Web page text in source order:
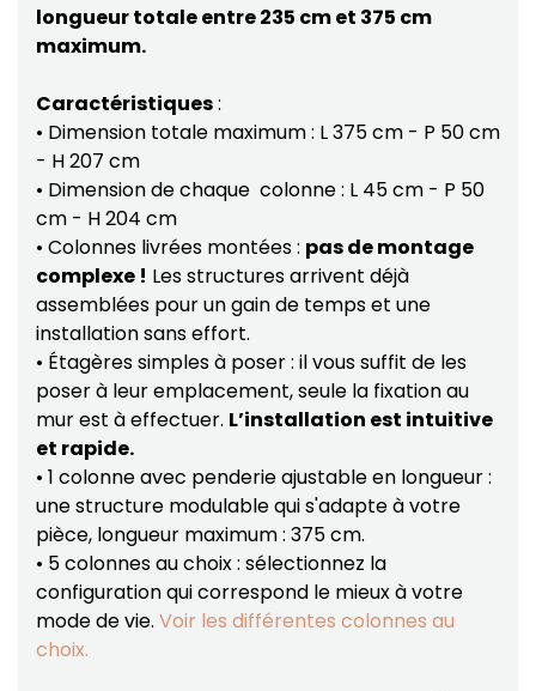
longueur totale entre 235 cm et 375 cm
maximum.
Caractéristiques:
• Dimension totale maximum : L 375 cm - P 50 cm
- H 207 cm
• Dimension de chaque colonne : L 45 cm - P 50
cm - H 204 cm
• Colonnes livrées montées : pas de montage
complexe ! Les structures arrivent déjà
assemblées pour un gain de temps et une
installation sans effort.
• Étagères simples à poser : il vous suffit de les
poser à leur emplacement, seule la fixation au
mur est à effectuer. L’installation est intuitive
et rapide.
• 1 colonne avec penderie ajustable en longueur :
une structure modulable qui s'adapte à votre
pièce, longueur maximum : 375 cm.
• 5 colonnes au choix : sélectionnez la
configuration qui correspond le mieux à votre
mode de vie. Voir les différentes colonnes au
choix.